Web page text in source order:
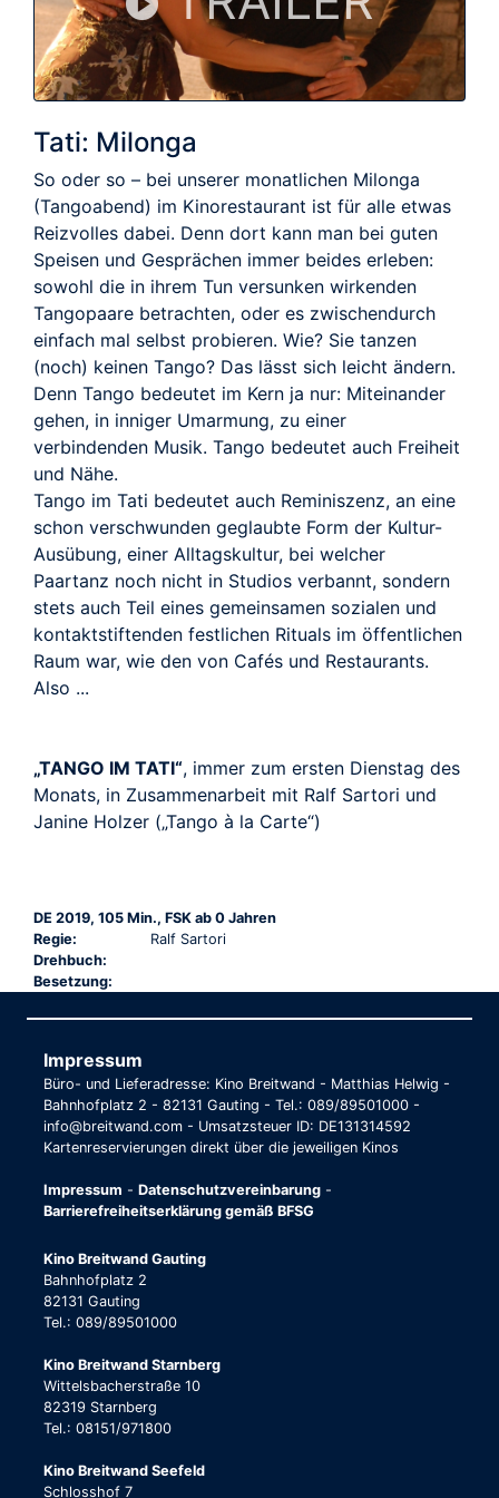
Tati: Milonga
So oder so – bei unserer monatlichen Milonga
(Tangoabend) im Kinorestaurant ist für alle etwas
Reizvolles dabei. Denn dort kann man bei guten
Speisen und Gesprächen immer beides erleben:
sowohl die in ihrem Tun versunken wirkenden
Tangopaare betrachten, oder es zwischendurch
einfach mal selbst probieren. Wie? Sie tanzen
(noch) keinen Tango? Das lässt sich leicht ändern.
Denn Tango bedeutet im Kern ja nur: Miteinander
gehen, in inniger Umarmung, zu einer
verbindenden Musik. Tango bedeutet auch Freiheit
und Nähe.
Tango im Tati bedeutet auch Reminiszenz, an eine
schon verschwunden geglaubte Form der Kultur-
Ausübung, einer Alltagskultur, bei welcher
Paartanz noch nicht in Studios verbannt, sondern
stets auch Teil eines gemeinsamen sozialen und
kontaktstiftenden festlichen Rituals im öffentlichen
Raum war, wie den von Cafés und Restaurants.
Also ...
„TANGO IM TATI“, immer zum ersten Dienstag des
Monats, in Zusammenarbeit mit Ralf Sartori und
Janine Holzer („Tango à la Carte“)
DE 2019, 105 Min., FSK ab 0 Jahren
Regie:
Ralf Sartori
Drehbuch:
Besetzung:
Impressum
Büro- und Lieferadresse: Kino Breitwand - Matthias Helwig -
Bahnhofplatz 2 - 82131 Gauting - Tel.: 089/89501000 -
info@breitwand.com - Umsatzsteuer ID: DE131314592
Kartenreservierungen direkt über die jeweiligen Kinos
Impressum - Datenschutzvereinbarung -
Barrierefreiheitserklärung gemäß BFSG
Kino Breitwand Gauting
Bahnhofplatz 2
82131 Gauting
Tel.: 089/89501000
Kino Breitwand Starnberg
Wittelsbacherstraße 10
82319 Starnberg
Tel.: 08151/971800
Kino Breitwand Seefeld
Schlosshof 7